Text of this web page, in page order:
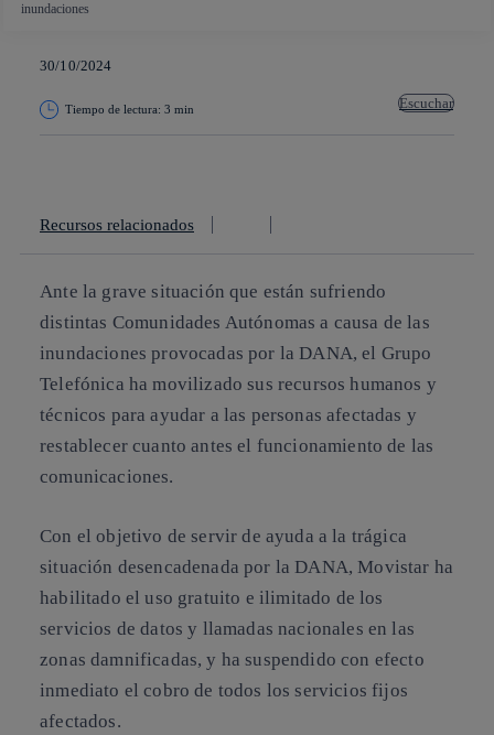
inundaciones
30/10/2024
Tiempo de lectura: 3 min Escuchar
Recursos relacionados
Ante la grave situación que están sufriendo
distintas Comunidades Autónomas a causa de las
inundaciones provocadas por la DANA, el Grupo
Telefónica ha movilizado sus recursos humanos y
técnicos para ayudar a las personas afectadas y
restablecer cuanto antes el funcionamiento de las
comunicaciones.
Con el objetivo de servir de ayuda a la trágica
situación desencadenada por la DANA, Movistar ha
habilitado el uso gratuito e ilimitado de los
servicios de datos y llamadas nacionales en las
zonas damnificadas, y ha suspendido con efecto
inmediato el cobro de todos los servicios fijos
afectados.